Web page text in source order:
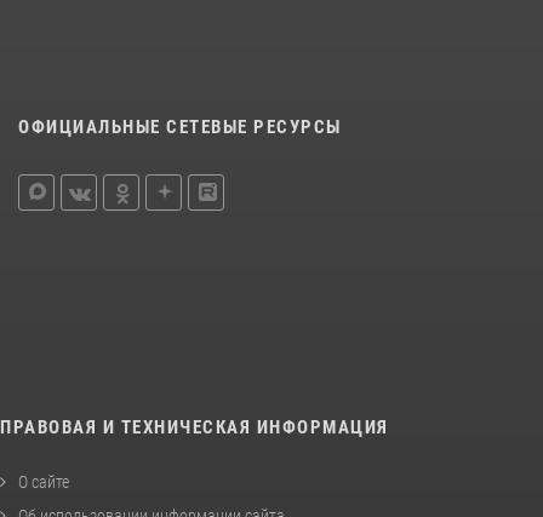
ОФИЦИАЛЬНЫЕ СЕТЕВЫЕ РЕСУРСЫ
ПРАВОВАЯ И ТЕХНИЧЕСКАЯ ИНФОРМАЦИЯ
О сайте